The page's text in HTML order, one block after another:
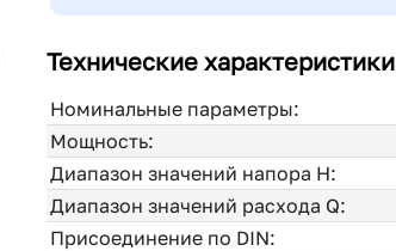
Технические характеристики
Номинальные параметры:
Мощность:
Диапазон значений напора H:
Диапазон значений расхода Q:
Присоединение по DIN: